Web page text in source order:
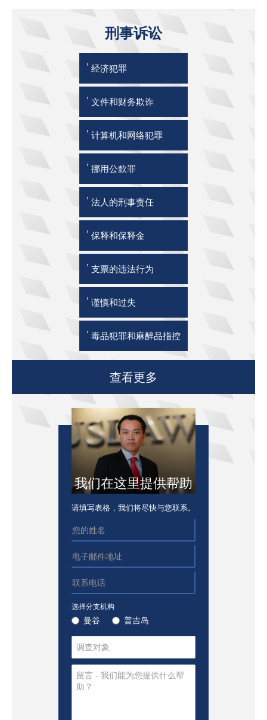
刑事诉讼
' 经济犯罪
' 文件和财务欺诈
' 计算机和网络犯罪
' 挪用公款罪
' 法人的刑事责任
' 保释和保释金
' 支票的违法行为
' 谨慎和过失
' 毒品犯罪和麻醉品指控
查看更多
我们在这里提供帮助
请填写表格，我们将尽快与您联系。
选择分支机构
曼谷 普吉岛